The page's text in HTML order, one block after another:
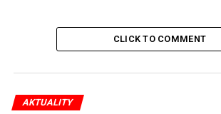
Někde modlitby provázela petice proti
riziko islamizace Evropy zůstalo jen
marginální téma.
Autor: František Kuba, celý článek na
CLICK TO COMMENT
AKTUALITY